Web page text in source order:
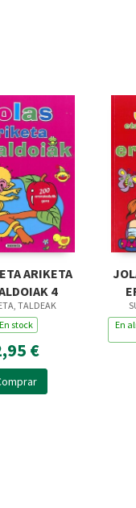
ARIKETA
4
TALDEAK
En stock
€
En